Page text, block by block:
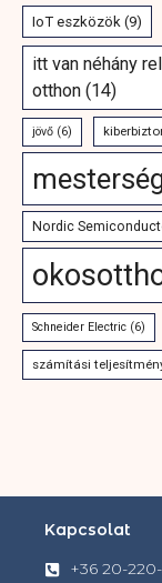
IoT eszközök (9)
itt van néhány
otthon (14)
jövő (6)
Nordic
Schneider Electric (6)
számítási
Kapcsolat
+36 20-